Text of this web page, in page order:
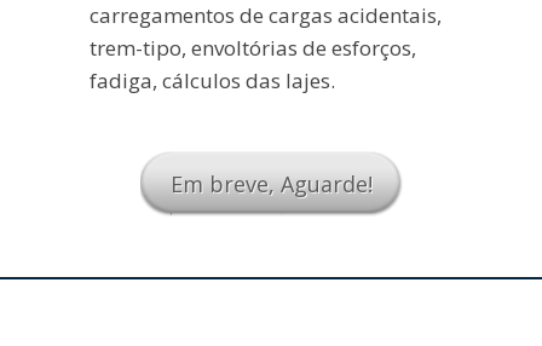
carregamentos de cargas acidentais,
trem-tipo, envoltórias de esforços,
fadiga, cálculos das lajes.
Em breve, Aguarde!